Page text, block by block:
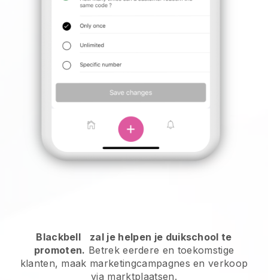
Blackbell
zal je helpen je duikschool te
promoten. Betrek eerdere en toekomstige
klanten, maak marketingcampagnes en verkoop
via marktplaatsen.